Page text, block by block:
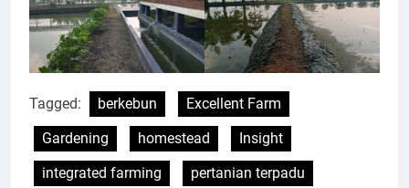
Tagged: berkebun
Excellent Farm
Gardening
homestead
Insight
integrated farming
pertanian terpadu